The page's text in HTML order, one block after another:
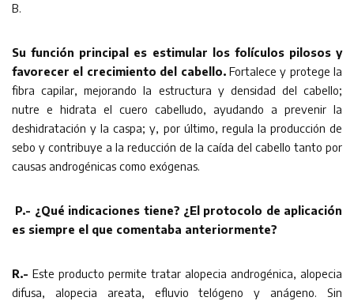
B.
Su función principal es estimular los folículos pilosos y
favorecer el crecimiento del cabello.Fortalece y protege la
fibra capilar, mejorando la estructura y densidad del cabello;
nutre e hidrata el cuero cabelludo, ayudando a prevenir la
deshidratación y la caspa; y, por último, regula la producción de
sebo y contribuye a la reducción de la caída del cabello tanto por
causas androgénicas como exógenas.
P.- ¿Qué indicaciones tiene? ¿El protocolo de aplicación
es siempre el que comentaba anteriormente?
R.- Este producto permite tratar alopecia androgénica, alopecia
difusa, alopecia areata, efluvio telógeno y anágeno. Sin